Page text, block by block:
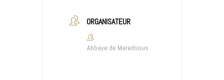
ORGANISATEUR
Abbaye de Maredsous